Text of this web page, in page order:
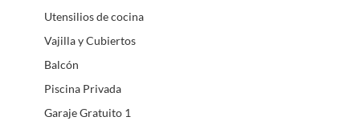
Utensilios de cocina
Vajilla y Cubiertos
Balcón
Piscina Privada
Garaje Gratuito 1